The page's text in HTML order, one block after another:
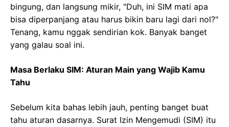
bingung, dan langsung mikir, "Duh, ini SIM mati apa
bisa diperpanjang atau harus bikin baru lagi dari nol?"
Tenang, kamu nggak sendirian kok. Banyak banget
yang galau soal ini.
Masa Berlaku SIM: Aturan Main yang Wajib Kamu
Tahu
Sebelum kita bahas lebih jauh, penting banget buat
tahu aturan dasarnya. Surat Izin Mengemudi (SIM) itu